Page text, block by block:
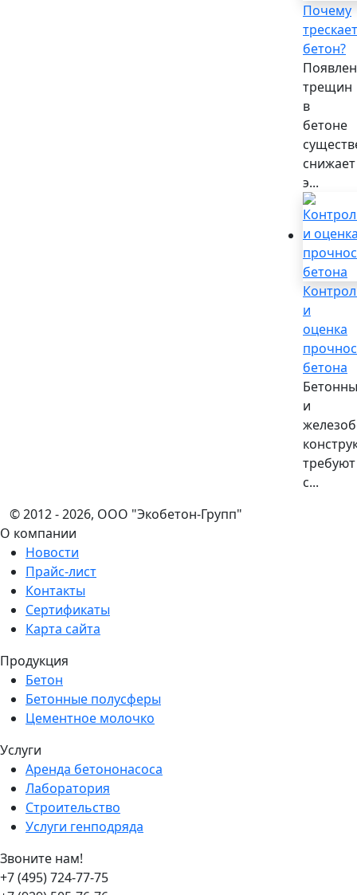
Почему
бетон?
трещин
в
бетоне
снижает
э...
и
оценка
бетона
и
требуют
с...
© 2012 - 2026, ООО "Экобетон-Групп"
О компании
Новости
Прайс-лист
Контакты
Сертификаты
Карта сайта
Продукция
Бетон
Бетонные полусферы
Цементное молочко
Услуги
Аренда бетононасоса
Лаборатория
Строительство
Услуги генподряда
Звоните нам!
+7 (495) 724-77-75